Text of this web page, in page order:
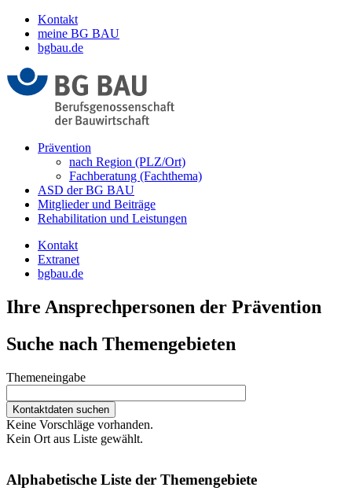
Kontakt
meine BG BAU
bgbau.de
Prävention
nach Region (PLZ/Ort)
Fachberatung (Fachthema)
ASD der BG BAU
Mitglieder und Beiträge
Rehabilitation und Leistungen
Kontakt
Extranet
bgbau.de
Ihre Ansprechpersonen der Prävention
Suche nach Themengebieten
Themeneingabe
Keine Vorschläge vorhanden.
Kein Ort aus Liste gewählt.
Alphabetische Liste der Themengebiete